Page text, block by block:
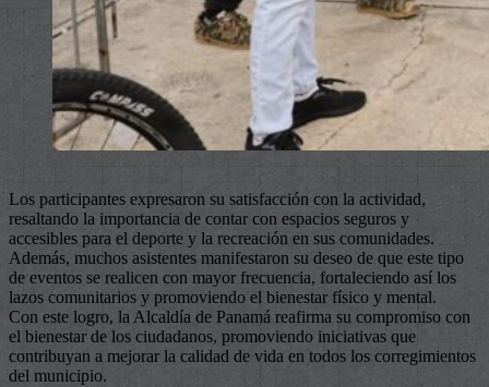
Los participantes expresaron su satisfacción con la actividad,
resaltando la importancia de contar con espacios seguros y
accesibles para el deporte y la recreación en sus comunidades.
Además, muchos asistentes manifestaron su deseo de que este tipo
de eventos se realicen con mayor frecuencia, fortaleciendo así los
lazos comunitarios y promoviendo el bienestar físico y mental.
Con este logro, la Alcaldía de Panamá reafirma su compromiso con
el bienestar de los ciudadanos, promoviendo iniciativas que
contribuyan a mejorar la calidad de vida en todos los corregimientos
del municipio.